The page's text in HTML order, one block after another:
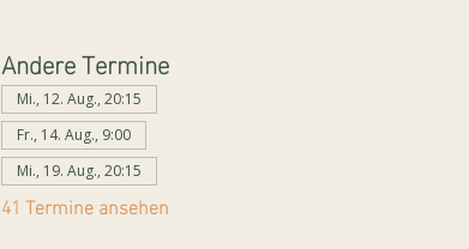
Andere Termine
Mi., 12. Aug., 20:15
Fr., 14. Aug., 9:00
Mi., 19. Aug., 20:15
41 Termine ansehen